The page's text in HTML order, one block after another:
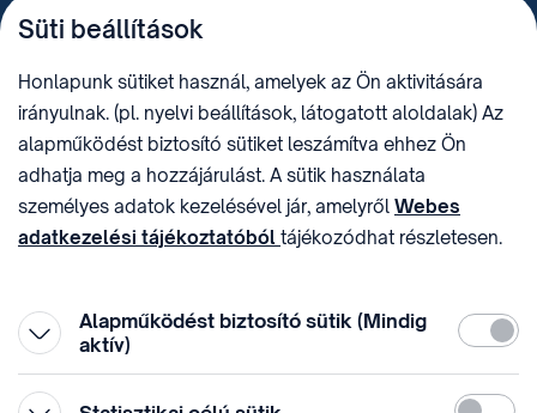
+36 (1) 312 4400
sztnh@hipo.gov.hu 15311746-2-42
CÍM
1081 Budapest II. János
Pál pápa tér 7.
HIVATAL RÖVID NEVE
SZTNHOPS, KRID:
174434905
KÖZÖSSÉGI MÉDIA
Süti beállítások
Honlapunk sütiket használ, amelyek az Ön aktivitására
irányulnak. (pl. nyelvi beállítások, látogatott aloldalak) Az
alapműködést biztosító sütiket leszámítva ehhez Ön
adhatja meg a hozzájárulást. A sütik használata
személyes adatok kezelésével jár, amelyről Webes
adatkezelési tájékoztatóból tájékozódhat részletesen.
Alapműködést biztosító sütik (Mindig
aktív)